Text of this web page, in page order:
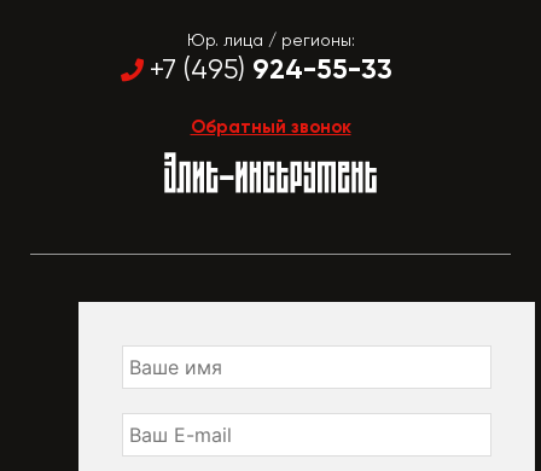
Юр. лица / регионы:
+7 (495) 924-55-33
Обратный звонок